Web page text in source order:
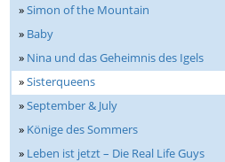
»Simon of the Mountain
» Baby
» Nina und das Geheimnis des Igels
»Sisterqueens
»September & July
» Könige des Sommers
» Leben ist jetzt – Die Real Life Guys